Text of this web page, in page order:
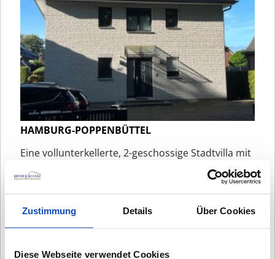
Zustimmung Details Über Cookies
Diese Webseite verwendet Cookies
HAMBURG-POPPENBÜTTEL
Eine vollunterkellerte, 2-geschossige Stadtvilla mit
2 Wohnungen...
RELLINGEN - HOHLE STRASSE
Obergeschosswohnung